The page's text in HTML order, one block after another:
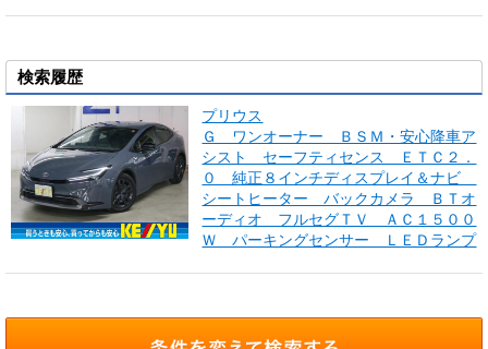
検索履歴
プリウス
Ｇ ワンオーナー ＢＳＭ・安心降車ア
シスト セーフティセンス ＥＴＣ２．
０ 純正８インチディスプレイ＆ナビ
シートヒーター バックカメラ ＢＴオ
ーディオ フルセグＴＶ ＡＣ１５００
Ｗ パーキングセンサー ＬＥＤランプ